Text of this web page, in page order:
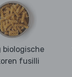
biologische
fusilli